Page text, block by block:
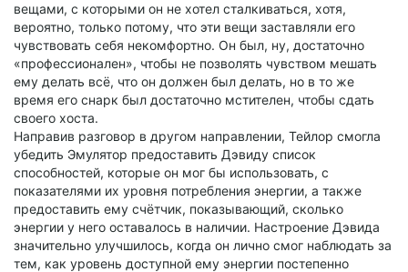
вещами, с которыми он не хотел сталкиваться, хотя,
вероятно, только потому, что эти вещи заставляли его
чувствовать себя некомфортно. Он был, ну, достаточно
«профессионален», чтобы не позволять чувством мешать
ему делать всё, что он должен был делать, но в то же
время его снарк был достаточно мстителен, чтобы сдать
своего хоста.
Направив разговор в другом направлении, Тейлор смогла
убедить Эмулятор предоставить Дэвиду список
способностей, которые он мог бы использовать, с
показателями их уровня потребления энергии, а также
предоставить ему счётчик, показывающий, сколько
энергии у него оставалось в наличии. Настроение Дэвида
значительно улучшилось, когда он лично смог наблюдать за
тем, как уровень доступной ему энергии постепенно